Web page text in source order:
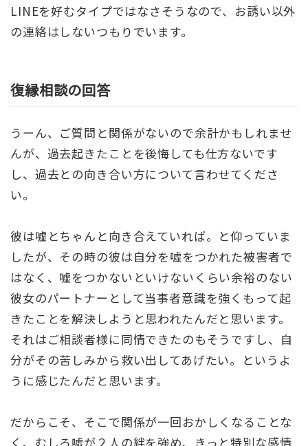
LINEを好むタイプではなさそうなので、お誘い以外
の連絡はしないつもりでいます。
復縁相談の回答
うーん、ご質問と関係がないので余計かもしれませ
んが、過去起きたことを後悔しても仕方ないです
し、過去との向き合い方について言わせてくださ
い。
彼は嘘とちゃんと向き合えていれば。と仰っていま
したが、その時の彼は自分を嘘をつかれた被害者で
はなく、嘘をつかないといけないくらい余裕のない
彼女のパートナーとして当事者意識を強くもって起
きたことを解決しようと思われたんだと思います。
それはご相談者様に同情できたのもそうですし、自
分がその苦しみから救い出してあげたい。というよ
うに感じたんだと思います。
だからこそ、そこで関係が一回おかしくなることな
く、むしろ嘘が２人の絆を強め、きっと特別な感情